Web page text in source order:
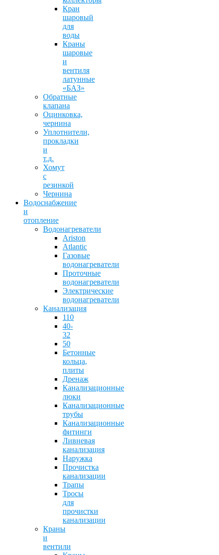
Кран
шаровый
для
воды
Краны
шаровые
и
вентиля
латунные
«БАЗ»
Обратные
клапана
Оцинковка,
чернина
Уплотнители,
прокладки
и
т.д.
Хомут
с
резинкой
Чернина
Водоснабжение
и
отопление
Водонагреватели
Ariston
Atlantic
Газовые
водонагреватели
Проточные
водонагреватели
Электрические
водонагреватели
Канализация
110
40-
32
50
Бетонные
кольца,
плиты
Дренаж
Канализационные
люки
Канализационные
трубы
Канализационные
фитинги
Ливневая
канализация
Наружка
Прочистка
канализации
Трапы
Тросы
для
прочистки
канализации
Краны
и
вентили